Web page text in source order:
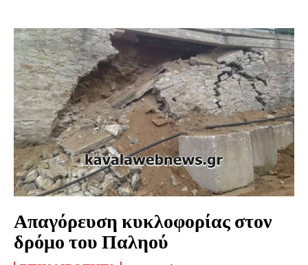
Απαγόρευση κυκλοφορίας στον
δρόμο του Παληού